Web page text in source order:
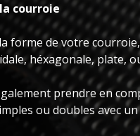
courroie
forme de votre
héxagonale, plate,
prendre en
ou doubles avec un